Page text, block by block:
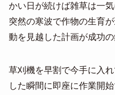
かい日が続けば雑草は一気
突然の寒波で作物の生育
動を見越した計画が成功の
草刈機を早割で今手に入
した瞬間に即座に作業開